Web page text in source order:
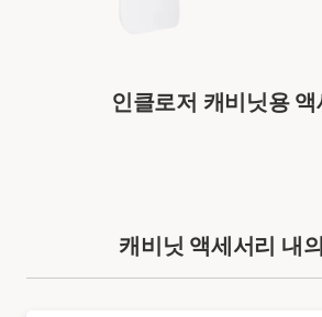
인클로저 캐비닛용
캐비닛 액세서리 내